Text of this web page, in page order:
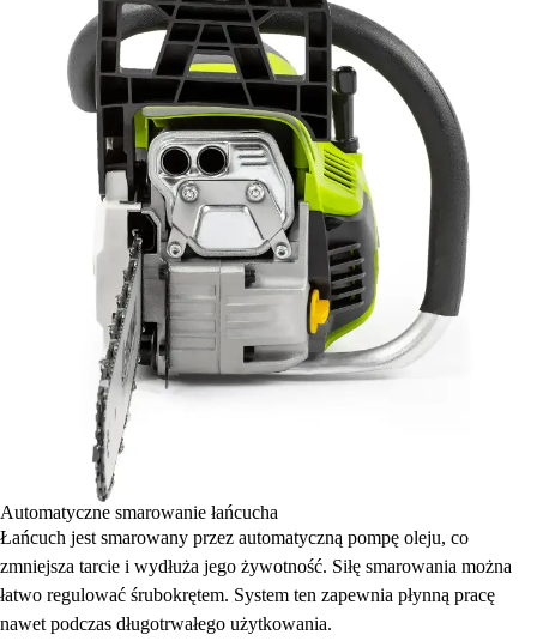
Automatyczne smarowanie łańcucha
Łańcuch jest smarowany przez automatyczną pompę oleju, co
zmniejsza tarcie i wydłuża jego żywotność. Siłę smarowania można
łatwo regulować śrubokrętem. System ten zapewnia płynną pracę
nawet podczas długotrwałego użytkowania.